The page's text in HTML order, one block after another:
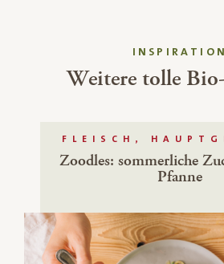
INSPIRATION
Weitere tolle
FLEISCH,
Zoodles: sommerliche
Pfanne